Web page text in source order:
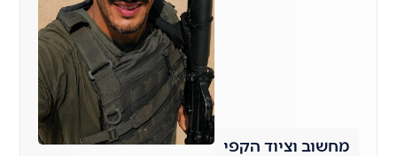
מחשוב וציוד הקפי